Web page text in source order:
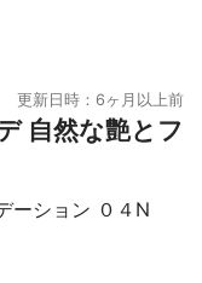
更新日時：6ヶ月以上前
自然な艶とフ
ーション ０４N